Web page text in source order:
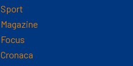
Sport
Magazine
Focus
Cronaca